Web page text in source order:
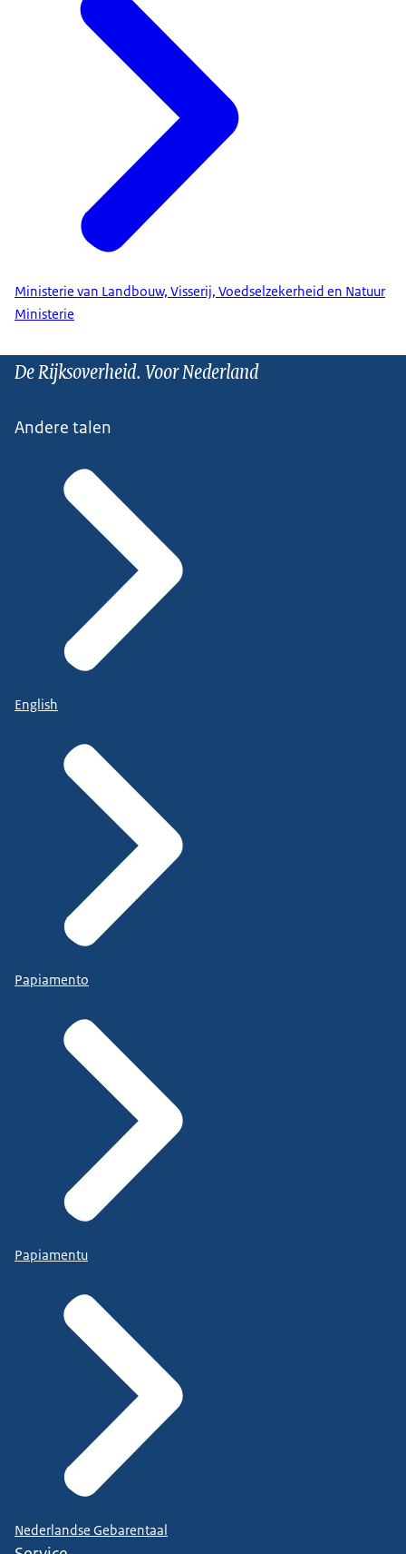
Ministerie van Landbouw, Visserij, Voedselzekerheid en Natuur
Ministerie
De Rijksoverheid. Voor Nederland
Andere talen
English
Papiamento
Papiamentu
Nederlandse Gebarentaal